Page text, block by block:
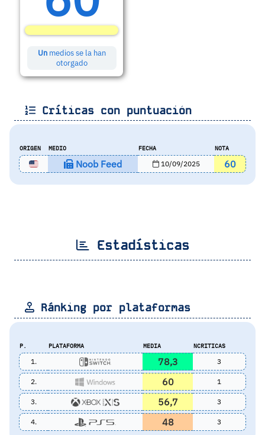
Unmedios se la han
otorgado
Críticas con puntuación
ORIGEN MEDIO FECHA NOTA
Noob Feed 10/09/2025 60
Estadísticas
Ránking por plataformas
P. PLATAFORMA MEDIA NCRITICAS
1. 78,3 3
2. 60 1
3. 56,7 3
4. 48 3